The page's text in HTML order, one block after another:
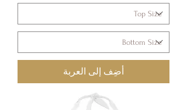
أضِف إلى العربة